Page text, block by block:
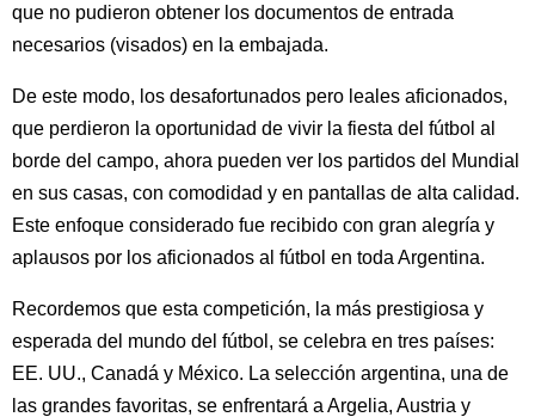
que no pudieron obtener los documentos de entrada
necesarios (visados) en la embajada.
De este modo, los desafortunados pero leales aficionados,
que perdieron la oportunidad de vivir la fiesta del fútbol al
borde del campo, ahora pueden ver los partidos del Mundial
en sus casas, con comodidad y en pantallas de alta calidad.
Este enfoque considerado fue recibido con gran alegría y
aplausos por los aficionados al fútbol en toda Argentina.
Recordemos que esta competición, la más prestigiosa y
esperada del mundo del fútbol, se celebra en tres países:
EE. UU., Canadá y México. La selección argentina, una de
las grandes favoritas, se enfrentará a Argelia, Austria y